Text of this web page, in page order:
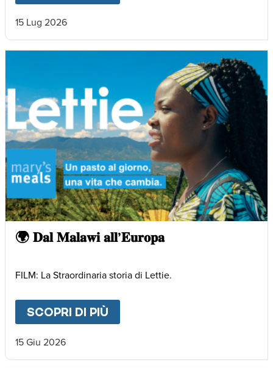
15 Lug 2026
🌍 𝐃𝐚𝐥 𝐌𝐚𝐥𝐚𝐰𝐢 𝐚𝐥𝐥’𝐄𝐮𝐫𝐨𝐩𝐚
FILM: La Straordinaria storia di Lettie.
SCOPRI DI PIÙ
15 Giu 2026